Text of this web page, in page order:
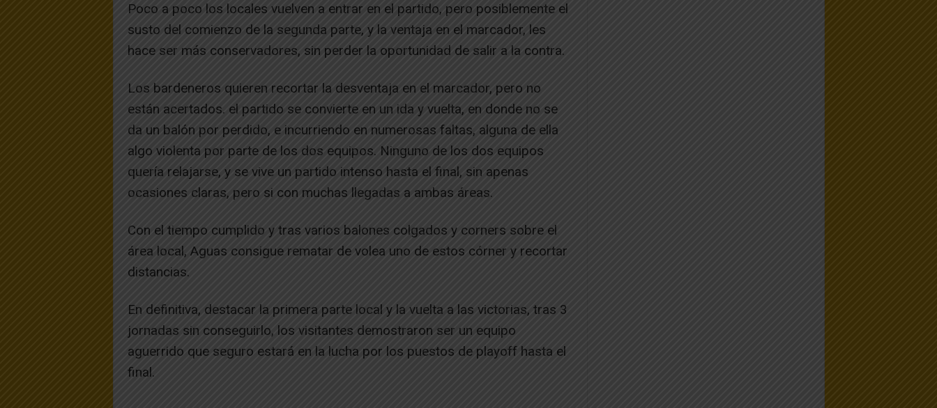
Poco a poco los locales vuelven a entrar en el partido, pero posiblemente el
susto del comienzo de la segunda parte, y la ventaja en el marcador, les
hace ser más conservadores, sin perder la oportunidad de salir a la contra.
Los bardeneros quieren recortar la desventaja en el marcador, pero no
están acertados. el partido se convierte en un ida y vuelta, en donde no se
da un balón por perdido, e incurriendo en numerosas faltas, alguna de ella
algo violenta por parte de los dos equipos. Ninguno de los dos equipos
quería relajarse, y se vive un partido intenso hasta el final, sin apenas
ocasiones claras, pero si con muchas llegadas a ambas áreas.
Con el tiempo cumplido y tras varios balones colgados y corners sobre el
área local, Aguas consigue rematar de volea uno de estos córner y recortar
distancias.
En definitiva, destacar la primera parte local y la vuelta a las victorias, tras 3
jornadas sin conseguirlo, los visitantes demostraron ser un equipo
aguerrido que seguro estará en la lucha por los puestos de playoff hasta el
final.